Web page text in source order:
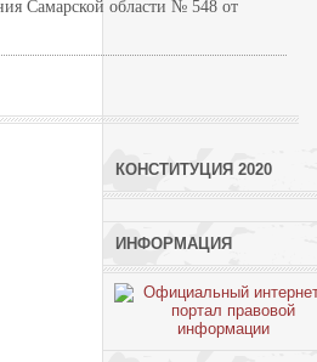
Самарской области № 548 от
КОНСТИТУЦИЯ 2020
ИНФОРМАЦИЯ